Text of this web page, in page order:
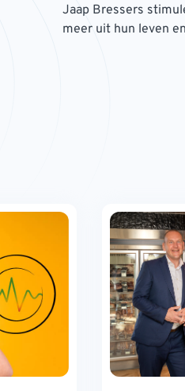
Jaap Bressers
meer uit hun leven